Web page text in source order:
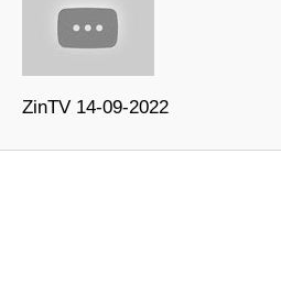
ZinTV 14-09-2022